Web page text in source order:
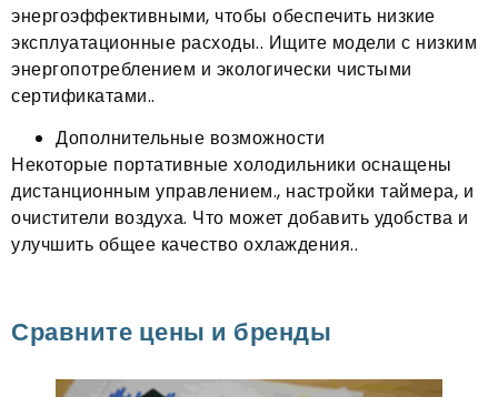
энергоэффективными, чтобы обеспечить низкие
эксплуатационные расходы.. Ищите модели с низким
энергопотреблением и экологически чистыми
сертификатами..
Дополнительные возможности
Некоторые портативные холодильники оснащены
дистанционным управлением., настройки таймера, и
очистители воздуха. Что может добавить удобства и
улучшить общее качество охлаждения..
Сравните цены и бренды